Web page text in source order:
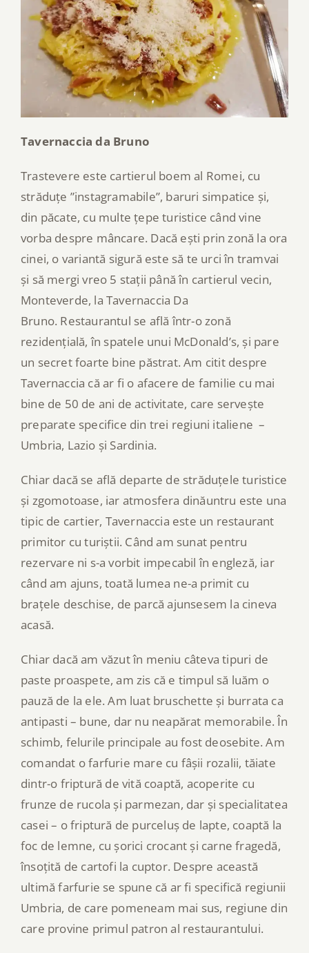
Tavernaccia da Bruno
Trastevere este cartierul boem al Romei, cu
străduțe ”instagramabile”, baruri simpatice și,
din păcate, cu multe țepe turistice când vine
vorba despre mâncare. Dacă ești prin zonă la ora
cinei, o variantă sigură este să te urci în tramvai
și să mergi vreo 5 stații până în cartierul vecin,
Monteverde, la Tavernaccia Da
Bruno. Restaurantul se află într-o zonă
rezidențială, în spatele unui McDonald’s, și pare
un secret foarte bine păstrat. Am citit despre
Tavernaccia că ar fi o afacere de familie cu mai
bine de 50 de ani de activitate, care servește
preparate specifice din trei regiuni italiene –
Umbria, Lazio și Sardinia.
Chiar dacă se află departe de străduțele turistice
și zgomotoase, iar atmosfera dinăuntru este una
tipic de cartier, Tavernaccia este un restaurant
primitor cu turiștii. Când am sunat pentru
rezervare ni s-a vorbit impecabil în engleză, iar
când am ajuns, toată lumea ne-a primit cu
brațele deschise, de parcă ajunsesem la cineva
acasă.
Chiar dacă am văzut în meniu câteva tipuri de
paste proaspete, am zis că e timpul să luăm o
pauză de la ele. Am luat bruschette și burrata ca
antipasti – bune, dar nu neapărat memorabile. În
schimb, felurile principale au fost deosebite. Am
comandat o farfurie mare cu fâșii rozalii, tăiate
dintr-o friptură de vită coaptă, acoperite cu
frunze de rucola și parmezan, dar și specialitatea
casei – o friptură de purceluș de lapte, coaptă la
foc de lemne, cu șorici crocant și carne fragedă,
însoțită de cartofi la cuptor. Despre această
ultimă farfurie se spune că ar fi specifică regiunii
Umbria, de care pomeneam mai sus, regiune din
care provine primul patron al restaurantului.